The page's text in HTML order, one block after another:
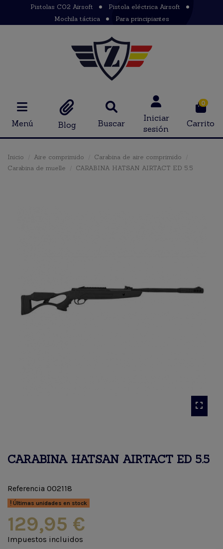
Pistolas CO2 Airsoft
Pistola eléctrica Airsoft
Mochila táctica
Para principiantes
Menú Blog Buscar
Iniciar
sesión
0
Carrito
Inicio Aire comprimido
Carabina de aire comprimido
Carabina de muelle
CARABINA HATSAN AIRTACT ED 5.5
CARABINA HATSAN AIRTACT ED 5.5
Referencia 002118
Últimas unidades en stock
129,95 €
Impuestos incluidos